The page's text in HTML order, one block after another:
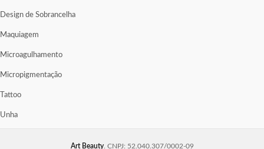
Design de Sobrancelha
Maquiagem
Microagulhamento
Micropigmentação
Tattoo
Unha
Art Beauty. CNPJ: 52.040.307/0002-09